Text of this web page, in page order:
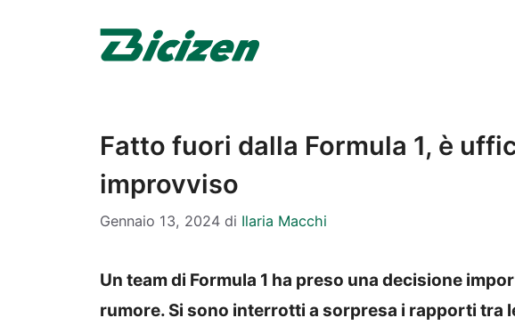
Fatto fuori dalla Formula 1, è
improvviso
Gennaio 13, 2024 di Ilaria Macchi
Un team di Formula 1 ha preso una decisione
rumore. Si sono interrotti a sorpresa i rapporti tra